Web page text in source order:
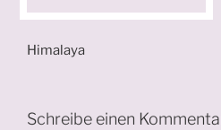
Himalaya
Schreibe einen